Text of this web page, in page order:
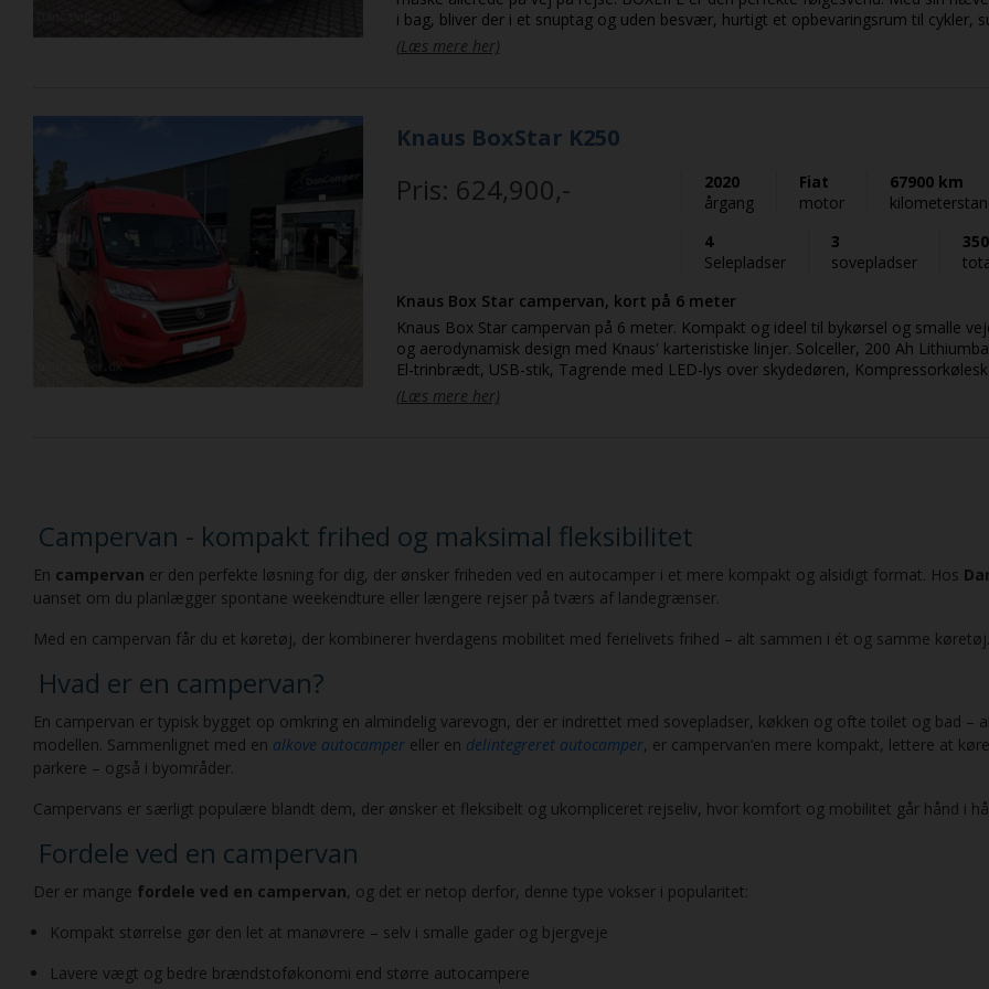
i bag, bliver der i et snuptag og uden besvær, hurtigt et opbevaringsrum til cykler,
eller det næste store besøg i byggemarkedet. 140 HK, 8 trins aut. adaptiv fartpilot,
under 6 meter lang, og alligevel kan man ligge på langs. Adaptiv farpilot, Head-up
november 2024. Der tages forbehold for prisstigninger og tastefejl!
(Læs mere her)
Previous Next
Knaus BoxStar K250
Pris: 624,900,-
2020
årgang
Fiat
motor
67900 km
4
Selepladser
3
sovepladser
Knaus Box Star campervan, kort på 6 meter
Knaus Box Star campervan på 6 meter. Kompakt og ideel til bykørsel og smalle
og aerodynamisk design med Knaus' karteristiske linjer. Solceller, 200 Ah
El-trinbrædt, USB-stik, Tagrende med LED-lys over skydedøren,
Udtrækssystem i aluminium i garage, Nye helårsdæk der er vintergodkendte, 16"
Undervognsbehandlet, Synet 17.03.2025, Truma Combi Gas blæsevarme på
(Læs mere her)
Campervan - kompakt frihed og maksimal fleksibilitet
En campervan er den perfekte løsning for dig, der ønsker friheden ved en autocamper i et mere kompakt og alsidigt format. Hos
uanset om du planlægger spontane weekendture eller længere rejser på tværs af landegrænser.
Med en campervan får du et køretøj, der kombinerer hverdagens mobilitet med ferielivets frihed – alt sammen i ét og samme køretøj.
Hvad er en campervan?
En campervan er typisk bygget op omkring en almindelig varevogn, der er indrettet med sovepladser, køkken og ofte toilet og bad –
modellen. Sammenlignet med en alkove autocamper eller en delintegreret autocamper, er campervan’en mere kompakt, lettere at
parkere – også i byområder.
Campervans er særligt populære blandt dem, der ønsker et fleksibelt og ukompliceret rejseliv, hvor komfort og mobilitet går hånd i
Fordele ved en campervan
Der er mange fordele ved en campervan, og det er netop derfor, denne type vokser i popularitet:
Kompakt størrelse gør den let at manøvrere – selv i smalle gader og bjergveje
Lavere vægt og bedre brændstoføkonomi end større autocampere